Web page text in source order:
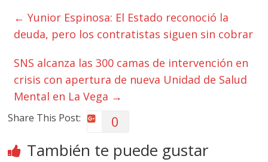
← Yunior Espinosa: El Estado reconoció la
deuda, pero los contratistas siguen sin cobrar
SNS alcanza las 300 camas de intervención en
crisis con apertura de nueva Unidad de Salud
Mental en La Vega →
Share This Post: 0
También te puede gustar